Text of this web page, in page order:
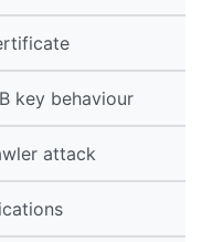
key behaviour
attack